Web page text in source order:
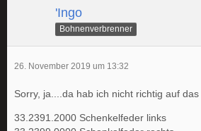
'Ingo
Bohnenverbrenner
26. November 2019 um 13:32
Sorry, ja....da hab ich nicht richtig auf das
33.2391.2000 Schenkelfeder links